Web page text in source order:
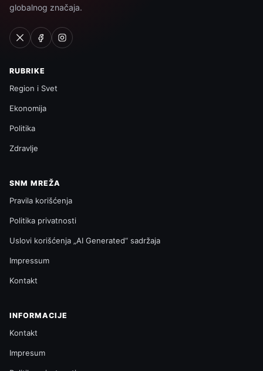
globalnog značaja.
RUBRIKE
Region i Svet
Ekonomija
Politika
Zdravlje
SNM MREŽA
Pravila korišćenja
Politika privatnosti
Uslovi korišćenja „AI Generated“ sadržaja
Impressum
Kontakt
INFORMACIJE
Kontakt
Impresum